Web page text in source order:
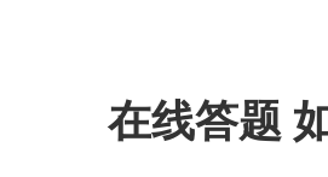
在线答题